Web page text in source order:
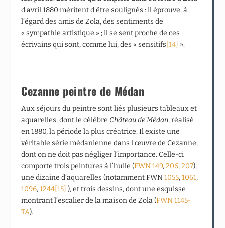
d’avril 1880 méritent d’être soulignés : il éprouve, à
l’égard des amis de Zola, des sentiments de
« sympathie artistique » ; il se sent proche de ces
écrivains qui sont, comme lui, des « sensitifs [14] ».
Cezanne peintre de Médan
Aux séjours du peintre sont liés plusieurs tableaux et
aquarelles, dont le célèbre Château de Médan, réalisé
en 1880, la période la plus créatrice. Il existe une
véritable série médanienne dans l’œuvre de Cezanne,
dont on ne doit pas négliger l’importance. Celle-ci
comporte trois peintures à l’huile (FWN 149,206,207),
une dizaine d’aquarelles (notamment FWN1055,1061,
1096,1244 [15] ), et trois dessins, dont une esquisse
montrant l’escalier de la maison de Zola (FWN 1145-
TA).